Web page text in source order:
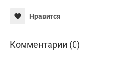
Нравится
Комментарии (0)